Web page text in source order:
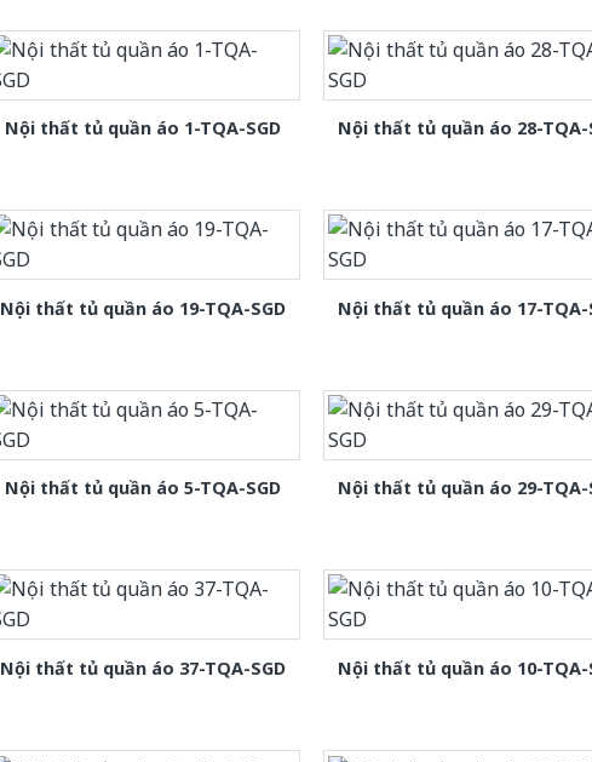
Nội thất tủ quần áo 1-TQA-SGD Nội thất tủ quần áo 28-TQA-
Nội thất tủ quần áo 19-TQA-SGD Nội thất tủ quần áo 17-TQA-
Nội thất tủ quần áo 5-TQA-SGD Nội thất tủ quần áo 29-TQA-
Nội thất tủ quần áo 37-TQA-SGD Nội thất tủ quần áo 10-TQA-